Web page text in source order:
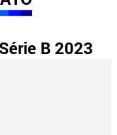
B 2023